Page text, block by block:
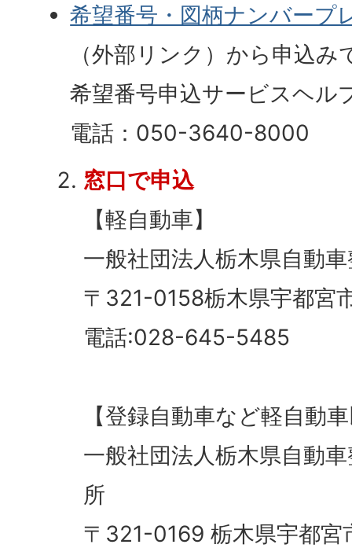
希望番号・図柄ナンバープ
（外部リンク） から申込み
希望番号申込サービスヘル
電話：050-3640-8000
窓口で申込
【軽自動車】
一般社団法人栃木県自動
〒321-0158栃木県宇都宮
電話:028-645-5485
【登録自動車など軽自動
一般社団法人栃木県自動
所
〒321-0169 栃木県宇都